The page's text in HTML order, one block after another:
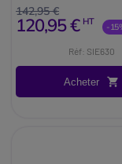
142,95 €
120,95 € HT -
Réf: SIE630
Acheter